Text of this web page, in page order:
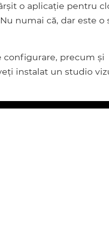
o aplicație pentru
numai că, dar este o
configurare, precum și
instalat un studio